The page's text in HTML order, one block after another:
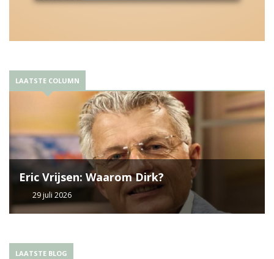
LAATSTE COLUMN
Eric Vrijsen: Waarom Dirk?
29 juli 2026
LAATSTE BLOG